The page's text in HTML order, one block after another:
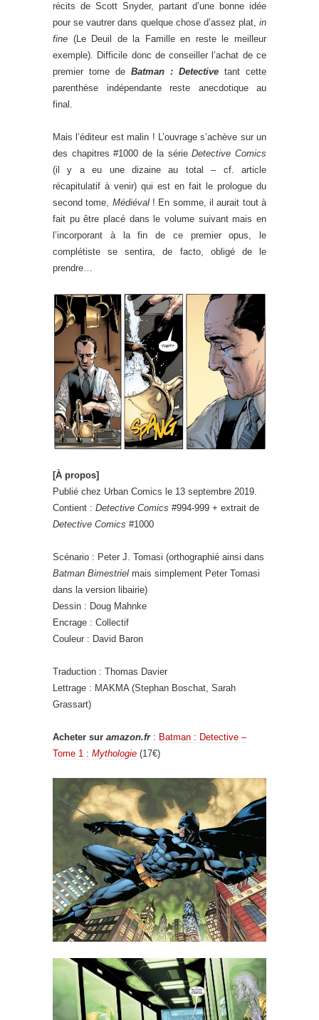
récits de Scott Snyder, partant d’une bonne idée
pour se vautrer dans quelque chose d’assez plat, in
fine (Le Deuil de la Famille en reste le meilleur
exemple). Difficile donc de conseiller l’achat de ce
premier tome de Batman : Detective tant cette
parenthèse indépendante reste anecdotique au
final.
Mais l’éditeur est malin ! L’ouvrage s’achève sur un
des chapitres #1000 de la sérieDetective Comics
(il y a eu une dizaine au total – cf. article
récapitulatif à venir) qui est en fait le prologue du
second tome, Médiéval! En somme, il aurait tout à
fait pu être placé dans le volume suivant mais en
l’incorporant à la fin de ce premier opus, le
complétiste se sentira, de facto, obligé de le
prendre…
[À propos]
Publié chez Urban Comics le 13 septembre 2019.
Contient : Detective Comics #994-999 + extrait de
Detective Comics #1000
Scénario : Peter J. Tomasi (orthographié ainsi dans
Batman Bimestriel mais simplement Peter Tomasi
dans la version libairie)
Dessin : Doug Mahnke
Encrage : Collectif
Couleur : David Baron
Traduction : Thomas Davier
Lettrage : MAKMA (Stephan Boschat, Sarah
Grassart)
Acheter sur amazon.fr: Batman : Detective –
Tome 1 : Mythologie (17€)